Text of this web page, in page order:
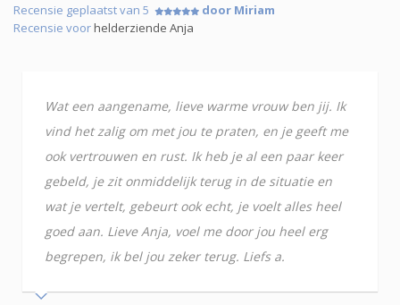
Recensie geplaatst van 5
door Miriam
Recensie voorhelderziende Anja
Wat een aangename, lieve warme vrouw ben jij. Ik
vind het zalig om met jou te praten, en je geeft me
ook vertrouwen en rust. Ik heb je al een paar keer
gebeld, je zit onmiddelijk terug in de situatie en
wat je vertelt, gebeurt ook echt, je voelt alles heel
goed aan. Lieve Anja, voel me door jou heel erg
begrepen, ik bel jou zeker terug. Liefs a.